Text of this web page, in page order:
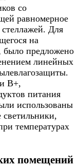
со
равномерное
стеллажей. Для
на
было предложено
линейных
B+,
питания
использованы
светильники,
температурах
помещений